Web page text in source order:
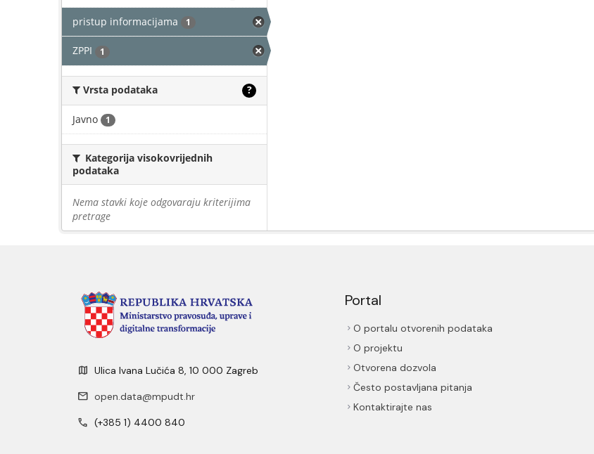
pristup informacijama 1
ZPPI 1
Vrsta podataka ?
Javno 1
Kategorija visokovrijednih
podataka
Nema stavki koje odgovaraju kriterijima
pretrage